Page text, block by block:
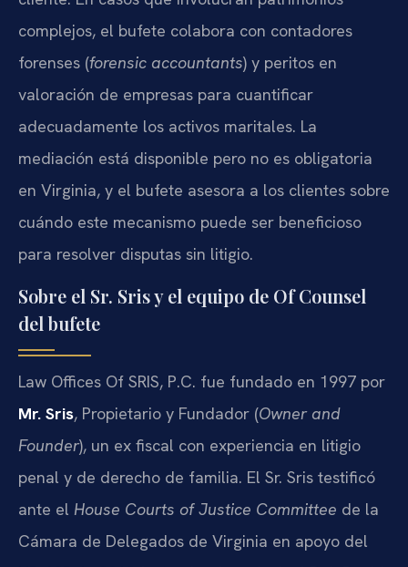
complejos, el bufete colabora con contadores
forenses (forensic accountants) y peritos en
valoración de empresas para cuantificar
adecuadamente los activos maritales. La
mediación está disponible pero no es obligatoria
en Virginia, y el bufete asesora a los clientes sobre
cuándo este mecanismo puede ser beneficioso
para resolver disputas sin litigio.
Sobre el Sr. Sris y el equipo de Of Counsel
del bufete
Law Offices Of SRIS, P.C. fue fundado en 1997 por
Mr. Sris, Propietario y Fundador (Owner and
Founder), un ex fiscal con experiencia en litigio
penal y de derecho de familia. El Sr. Sris testificó
ante el House Courts of Justice Committee de la
Cámara de Delegados de Virginia en apoyo del